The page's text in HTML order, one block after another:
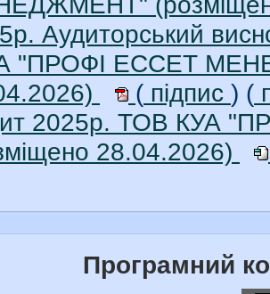
Аудиторський
"ПРОФІ ЕССЕТ
( підпис ) (
2025р. ТОВ КУА
28.04.2026)
Програмний